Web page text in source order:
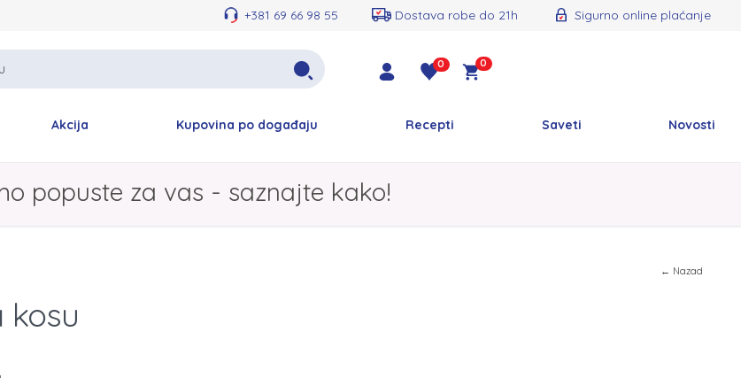
+381 69 66 98 55 Dostava robe do 21h Sigurno online plaćanje
0 0
Akcija Kupovina po događaju Recepti Saveti Novosti
popuste za vas - saznajte kako!
← Nazad
kosu